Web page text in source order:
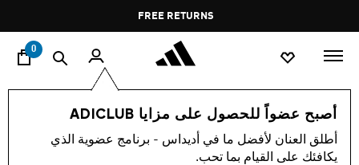
Pause
promotion
rotation
FREE RETURNS
0
أصبح عضواً للحصول على مزايا ADICLUB
أطلق العنان لأفضل ما في أديداس - برنامج عضوية الذي
يكافئك على القيام بما تحب.
اسلوب حياة العلامات التجارية أوريجينالز أحذية
حذاء SUPERSTAR II